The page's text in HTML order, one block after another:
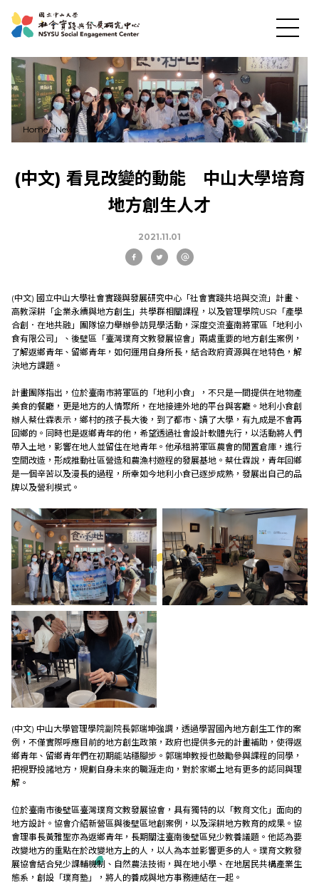
News
About US
Social Practices
Education
Research
Link
中
Home - News
(中文) 看見改變的動能 中山大學培育
地方創生人才
2021.11.01
(中文) 國立中山大學社會實踐與發展研究中心「社會實踐共培與交流」計畫、
高教深耕「企業永續與地方創生」共學群相關課程，以及管理學院USR「產學
合創．在地共融」團隊協力舉辦參訪見學活動，深度交流臺南將軍區「地利小
食有限公司」、後壁區「臺灣璞育文教發展協會」兩處重要的地方創生案例，
了解返鄉青年、留鄉青年，如何運用自身所長，結合政府資源與在地特色，解
決地方課題。
計畫團隊指出，位於臺南市將軍區的「地利小食」，不只是一間提供在地物產
美食的餐廳，更是地方的人情聚所，在地接連外地的平台與客廳。地利小食創
辦人蔡仕霖表示，鄉村的孩子長大後，到了都市、讀了大學，有九成是不會再
回鄉的。同時也是返鄉青年的他，希望透過社會設計軟體先行，以活動將人們
帶入土地，影響在地人並留住在地青年。他承租將軍區農會的閒置倉庫，進行
空間改造，形成推動社區營造和農漁村遊程的發展基地。蔡仕霖說，青年回鄉
是一個辛苦以及漫長的過程，所幸如今地利小食已逐步成熟，發展出自己的品
牌以及營利模式。
(中文) 中山大學管理學院副院長郭瑞坤強調，透過學習國內地方創生工作的案
例，不僅實際呼應目前的地方創生政策，政府也提供多元的計畫補助，使得返
鄉青年、留鄉青年們在初期能站穩腳步。郭瑞坤教授也鼓勵參與課程的同學，
把視野投諸地方，規劃自身未來的職涯走向，對於家鄉土地有更多的認同與理
解。
位於臺南市後壁區臺灣璞育文教發展協會，具有獨特的以「教育文化」面向的
地方設計。協會介紹新營區與後壁區地創案例，以及深耕地方教育的成果。協
會理事長黃雅聖亦為返鄉青年，長期關注臺南後壁區兒少教養議題。他認為要
改變地方的重點在於改變地方上的人，以人為本並影響更多的人。璞育文教發
展協會結合兒少課輔機制、自然農法技術，與在地小學、在地居民共構產業生
態系，創設「璞育塾」，將人的養成與地方事務連結在一起。